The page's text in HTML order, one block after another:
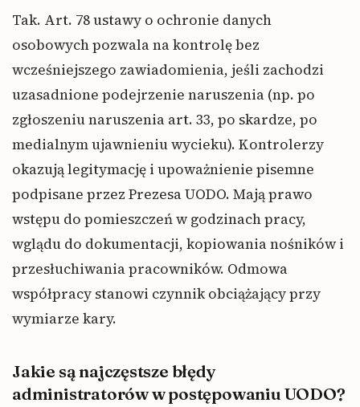
Tak. Art. 78 ustawy o ochronie danych
osobowych pozwala na kontrolę bez
wcześniejszego zawiadomienia, jeśli zachodzi
uzasadnione podejrzenie naruszenia (np. po
zgłoszeniu naruszenia art. 33, po skardze, po
medialnym ujawnieniu wycieku). Kontrolerzy
okazują legitymację i upoważnienie pisemne
podpisane przez Prezesa UODO. Mają prawo
wstępu do pomieszczeń w godzinach pracy,
wglądu do dokumentacji, kopiowania nośników i
przesłuchiwania pracowników. Odmowa
współpracy stanowi czynnik obciążający przy
wymiarze kary.
Jakie są najczęstsze błędy
administratorów w postępowaniu UODO?